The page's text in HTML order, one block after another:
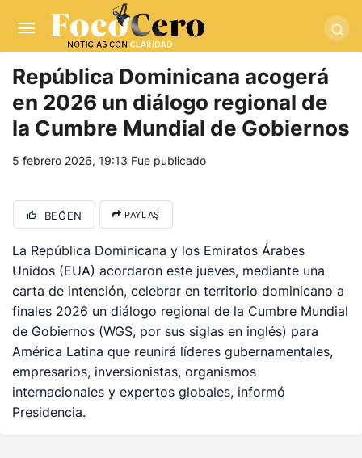
trwin giriş
masterbetting-palacebet1.com-
tlcasino giriş-betandyou-vbett34.com betovis34.net-
skyloftsbet
República Dominicana acogerá
en 2026 un diálogo regional de
la Cumbre Mundial de Gobiernos
5 febrero 2026, 19:13 Fue publicado
BEĞEN PAYLAŞ
La República Dominicana y los Emiratos Árabes
Unidos (EUA) acordaron este jueves, mediante una
carta de intención, celebrar en territorio dominicano a
finales 2026 un diálogo regional de la Cumbre Mundial
de Gobiernos (WGS, por sus siglas en inglés) para
América Latina que reunirá líderes gubernamentales,
empresarios, inversionistas, organismos
internacionales y expertos globales, informó
Presidencia.